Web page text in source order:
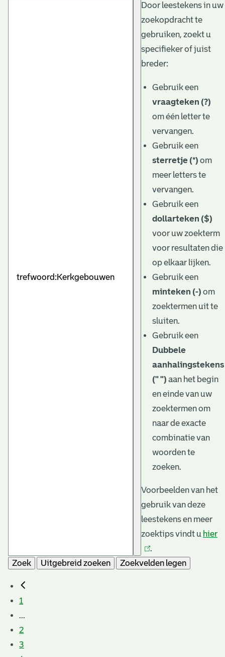
Door leestekens in uw
zoekopdracht te
gebruiken, zoekt u
specifieker of juist
breder:
Gebruik een
vraagteken (?)
om één letter te
vervangen.
Gebruik een
sterretje (*) om
meer letters te
vervangen.
Gebruik een
dollarteken ($)
voor uw zoekterm
voor resultaten die
op elkaar lijken.
Gebruik een
minteken (-) om
zoektermen uit te
sluiten.
Gebruik een
Dubbele
aanhalingstekens
(" ") aan het begin
en einde van uw
zoektermen om
naar de exacte
combinatie van
woorden te
zoeken.
Voorbeelden van het
gebruik van deze
leestekens en meer
zoektips vindt u hier
.
Zoek
Uitgebreid zoeken Zoekvelden legen
1
...
2
3